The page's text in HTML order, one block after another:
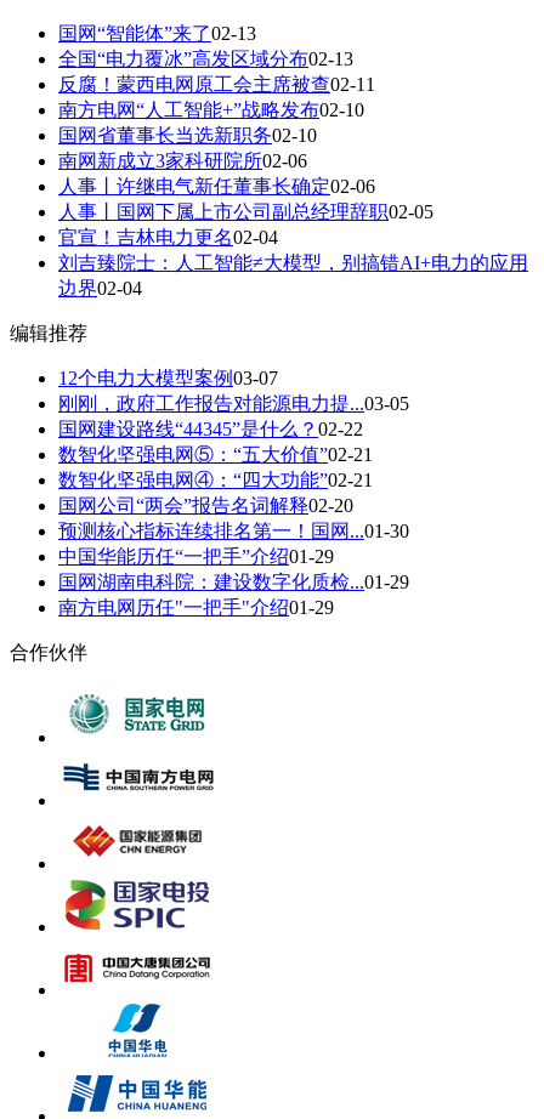
国网“智能体”来了02-13
全国“电力覆冰”高发区域分布02-13
反腐！蒙西电网原工会主席被查02-11
南方电网“人工智能+”战略发布02-10
国网省董事长当选新职务02-10
南网新成立3家科研院所02-06
人事丨许继电气新任董事长确定02-06
人事丨国网下属上市公司副总经理辞职02-05
官宣！吉林电力更名02-04
刘吉臻院士：人工智能≠大模型，别搞错AI+电力的应用
边界02-04
编辑推荐
12个电力大模型案例03-07
刚刚，政府工作报告对能源电力提...03-05
国网建设路线“44345”是什么？ 02-22
数智化坚强电网⑤：“五大价值”02-21
数智化坚强电网④：“四大功能”02-21
国网公司“两会”报告名词解释02-20
预测核心指标连续排名第一！国网...01-30
中国华能历任“一把手”介绍01-29
国网湖南电科院：建设数字化质检...01-29
南方电网历任"一把手"介绍01-29
合作伙伴